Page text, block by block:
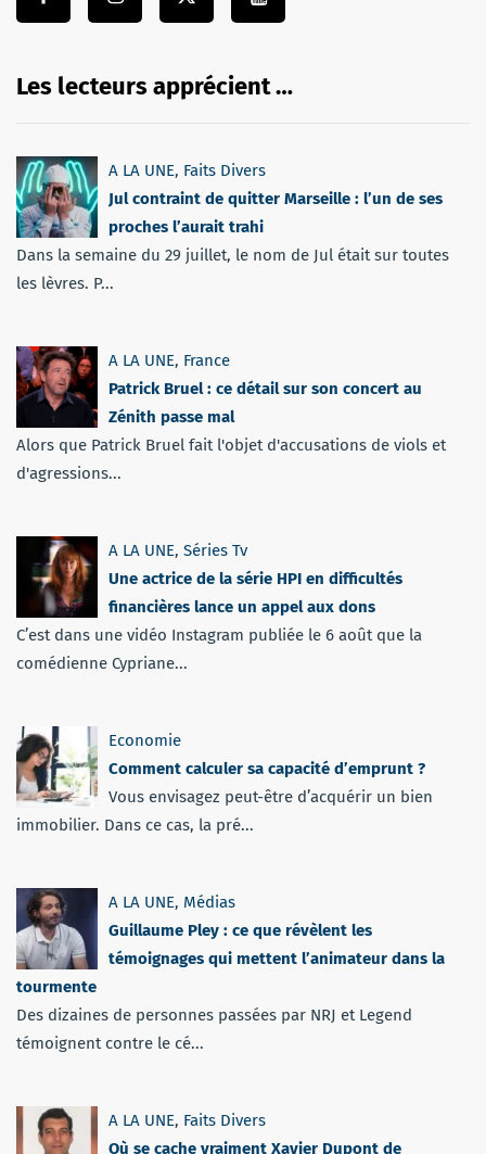
Les lecteurs apprécient …
A LA UNE, Faits Divers
Jul contraint de quitter Marseille : l’un de ses
proches l’aurait trahi
Dans la semaine du 29 juillet, le nom de Jul était sur toutes
les lèvres. P...
A LA UNE, France
Patrick Bruel : ce détail sur son concert au
Zénith passe mal
Alors que Patrick Bruel fait l'objet d'accusations de viols et
d'agressions...
A LA UNE, Séries Tv
Une actrice de la série HPI en difficultés
financières lance un appel aux dons
C’est dans une vidéo Instagram publiée le 6 août que la
comédienne Cypriane...
Economie
Comment calculer sa capacité d’emprunt ?
Vous envisagez peut-être d’acquérir un bien
immobilier. Dans ce cas, la pré...
A LA UNE, Médias
Guillaume Pley : ce que révèlent les
témoignages qui mettent l’animateur dans la
tourmente
Des dizaines de personnes passées par NRJ et Legend
témoignent contre le cé...
A LA UNE, Faits Divers
Où se cache vraiment Xavier Dupont de